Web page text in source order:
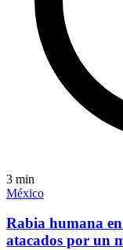
3 min
México
Rabia humana
atacados por un